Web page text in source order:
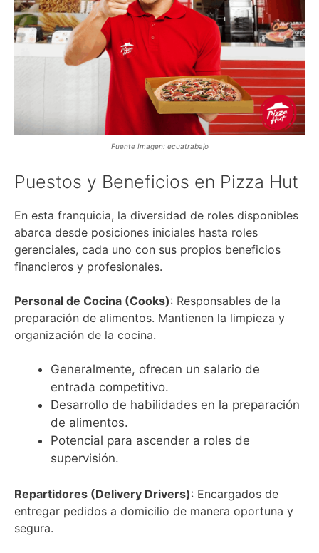
Fuente Imagen: ecuatrabajo
Puestos y Beneficios en Pizza Hut
En esta franquicia, la diversidad de roles disponibles
abarca desde posiciones iniciales hasta roles
gerenciales, cada uno con sus propios beneficios
financieros y profesionales.
Personal de Cocina (Cooks): Responsables de la
preparación de alimentos. Mantienen la limpieza y
organización de la cocina.
Generalmente, ofrecen un salario de
entrada competitivo.
Desarrollo de habilidades en la preparación
de alimentos.
Potencial para ascender a roles de
supervisión.
Repartidores (Delivery Drivers): Encargados de
entregar pedidos a domicilio de manera oportuna y
segura.